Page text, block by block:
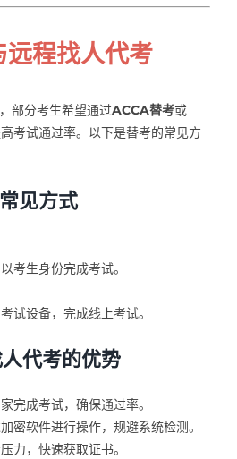
程找人代考
部分考生希望通过ACCA替考或
考试通过率。以下是替考的常见方
见方式
考生身份完成考试。
试设备，完成线上考试。
代考的优势
完成考试，确保通过率。
密软件进行操作，规避系统检测。
力，快速获取证书。